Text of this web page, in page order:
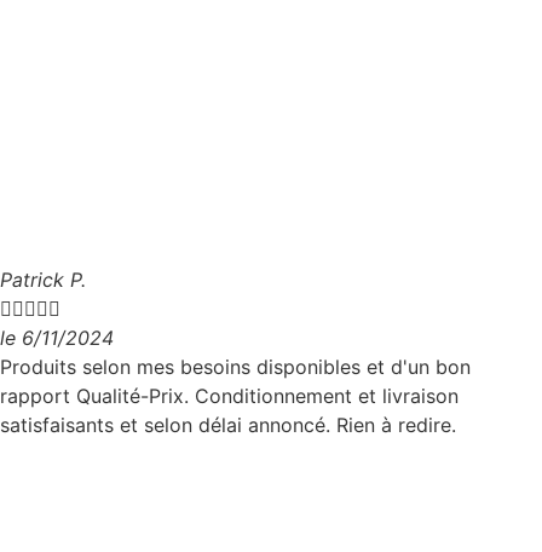
Patrick P.

le 6/11/2024
Produits selon mes besoins disponibles et d'un bon
rapport Qualité-Prix. Conditionnement et livraison
satisfaisants et selon délai annoncé. Rien à redire.